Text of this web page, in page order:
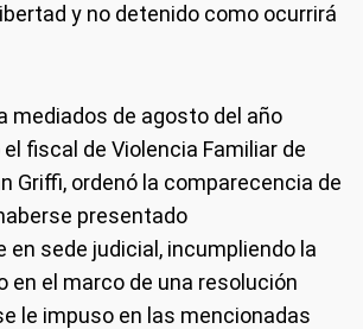
y no detenido como ocurrirá
mediados de agosto del año
fiscal de Violencia Familiar de
Griffi, ordenó la comparecencia de
presentado
sede judicial, incumpliendo la
en el marco de una resolución
le impuso en las mencionadas